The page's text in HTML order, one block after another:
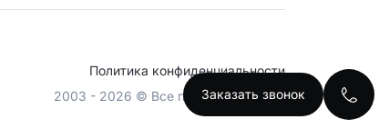
Заказать звонок
Политика конфиденциальности
2003 - 2026 © Все права защищены